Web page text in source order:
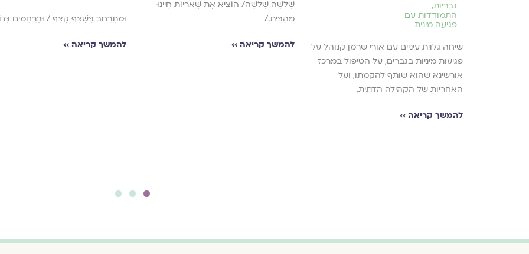
גבריות,
התמודדות עם
פגיעה מינית
שיחה גלוית עיניים עם אורי שרמן קנוהל על
פגיעות מיניות בגברים, על הטיפול במרכז
אורשינא שהוא שותף להקמתו, ועל
האחריות של הקהילה הדתית.
להמשך קריאה ››
שְׁלשָׁה שְׁלשָׁה/ הוֹצִיא אֶת שְׁאֵרִיּוֹת חַיֵּינוּ
מֵהַבַּיִת./
להמשך קריאה ››
וּמִתְרַחֵב בְּשֶׁצֶף קֶצֶף / וּבְרַחֲמִים
להמשך קריאה ››
1